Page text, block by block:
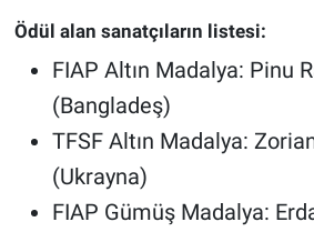
Ödül alan sanatçıların listesi:
FIAP Altın Madalya: Pinu
(Bangladeş)
TFSF Altın Madalya:
(Ukrayna)
FIAP Gümüş Madalya: